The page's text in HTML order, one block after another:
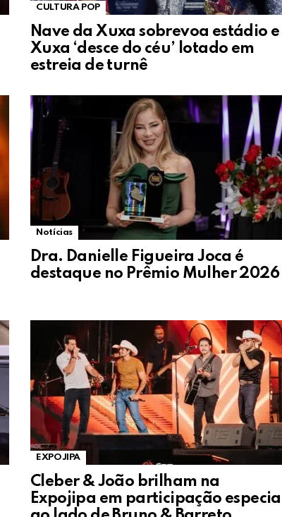
CULTURA POP
Nave da Xuxa sobrevoa estádio e
Xuxa ‘desce do céu’ lotado em
estreia de turnê
Notícias
Dra. Danielle Figueira Joca é
destaque no Prêmio Mulher 2026
EXPOJIPA
Cleber & João brilham na
Expojipa em participação especial